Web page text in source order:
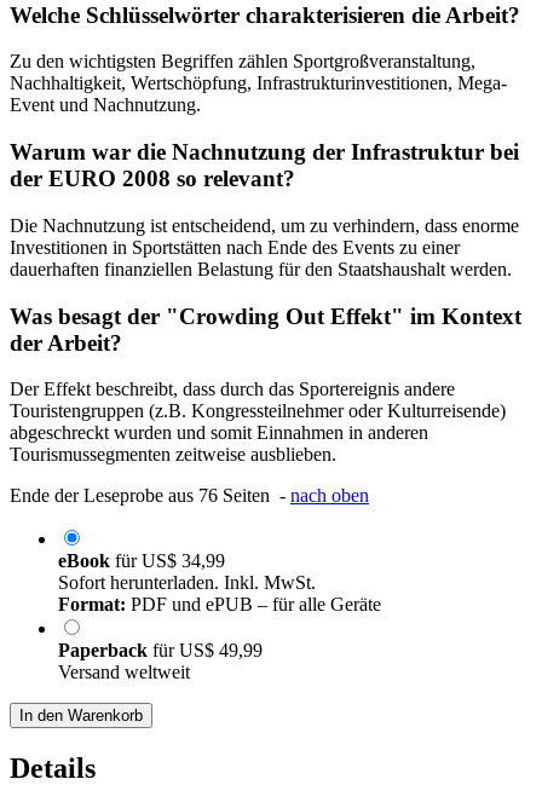
Welche Schlüsselwörter charakterisieren die Arbeit?
Zu den wichtigsten Begriffen zählen Sportgroßveranstaltung,
Nachhaltigkeit, Wertschöpfung, Infrastrukturinvestitionen, Mega-
Event und Nachnutzung.
Warum war die Nachnutzung der Infrastruktur bei
der EURO 2008 so relevant?
Die Nachnutzung ist entscheidend, um zu verhindern, dass enorme
Investitionen in Sportstätten nach Ende des Events zu einer
dauerhaften finanziellen Belastung für den Staatshaushalt werden.
Was besagt der "Crowding Out Effekt" im Kontext
der Arbeit?
Der Effekt beschreibt, dass durch das Sportereignis andere
Touristengruppen (z.B. Kongressteilnehmer oder Kulturreisende)
abgeschreckt wurden und somit Einnahmen in anderen
Tourismussegmenten zeitweise ausblieben.
Ende der Leseprobe aus 76 Seiten - nach oben
eBook fürUS$ 34,99
Sofort herunterladen. Inkl. MwSt.
Format: PDF und ePUB – für alle Geräte
Paperback fürUS$ 49,99
Versand weltweit
In den Warenkorb
Details